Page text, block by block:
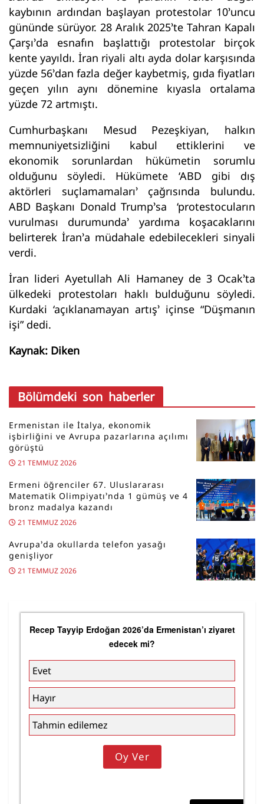
kaybının ardından başlayan protestolar 10’uncu
gününde sürüyor. 28 Aralık 2025’te Tahran Kapalı
Çarşı’da esnafın başlattığı protestolar birçok
kente yayıldı. İran riyali altı ayda dolar karşısında
yüzde 56’dan fazla değer kaybetmiş, gıda fiyatları
geçen yılın aynı dönemine kıyasla ortalama
yüzde 72 artmıştı.
Cumhurbaşkanı Mesud Pezeşkiyan, halkın
memnuniyetsizliğini kabul ettiklerini ve
ekonomik sorunlardan hükümetin sorumlu
olduğunu söyledi. Hükümete ‘ABD gibi dış
aktörleri suçlamamaları’ çağrısında bulundu.
ABD Başkanı Donald Trump’sa ‘protestocuların
vurulması durumunda’ yardıma koşacaklarını
belirterek İran’a müdahale edebilecekleri sinyali
verdi.
İran lideri Ayetullah Ali Hamaney de 3 Ocak’ta
ülkedeki protestoları haklı bulduğunu söyledi.
Kurdaki ‘açıklanamayan artış’ içinse “Düşmanın
işi” dedi.
Kaynak: Diken
Bölümdeki son haberler
Ermenistan ile İtalya, ekonomik
işbirliğini ve Avrupa pazarlarına açılımı
görüştü
21 TEMMUZ 2026
Ermeni öğrenciler 67. Uluslararası
Matematik Olimpiyatı’nda 1 gümüş ve 4
bronz madalya kazandı
21 TEMMUZ 2026
Avrupa’da okullarda telefon yasağı
genişliyor
21 TEMMUZ 2026
Recep Tayyip Erdoğan 2026’da Ermenistan’ı ziyaret
edecek mi?
Evet
Hayır
Tahmin edilemez